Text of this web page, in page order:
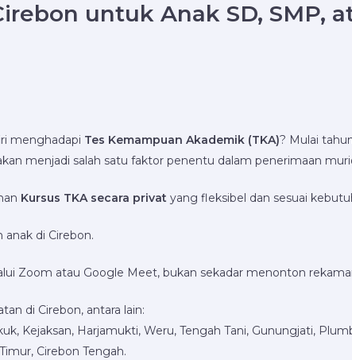
untuk Anak SD, SMP,
menghadapi Tes Kemampuan Akademik (TKA)? Mulai
menjadi salah satu faktor penentu dalam penerimaan
Kursus TKA secara privat yang fleksibel dan sesuai
di Cirebon.
Zoom atau Google Meet, bukan sekadar menonton
di Cirebon, antara lain:
Kejaksan, Harjamukti, Weru, Tengah Tani, Gunungjati,
Cirebon Tengah.